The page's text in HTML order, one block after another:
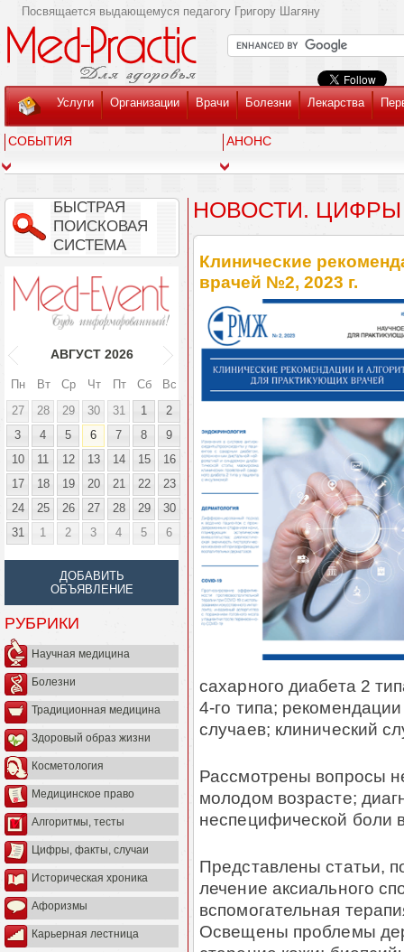
Посвящается выдающемуся педагогу Григору Шагяну
Услуги Организации Врачи Болезни Лекарства
СОБЫТИЯ АНОНС
БЫСТРАЯ
ПОИСКОВАЯ
СИСТЕМА
АВГУСТ 2026
Пн Вт Ср Чт Пт Сб
Вс
27
28 29 30 31 1
2
3
4 5 6 7 8
9
10
11 12 13 14 15
16
17
18 19 20 21 22
23
24
25 26 27 28 29
30
31
1 2 3 4 5 6
ДОБАВИТЬ
ОБЪЯВЛЕНИЕ
РУБРИКИ
Научная медицина
Болезни
Традиционная медицина
Здоровый образ жизни
Косметология
Медицинское право
Алгоритмы, тесты
Цифры, факты, случаи
Историческая хроника
Афоризмы
Карьерная лестница
НОВОСТИ.
Клинические
врачей №2, 2023 г.
сахарного диабета 2
4-го типа;
случаев; клинический
Рассмотрены вопросы
молодом возрасте;
неспецифической боли
Представлены статьи,
лечение аксиального
вспомогательная
Освещены проблемы